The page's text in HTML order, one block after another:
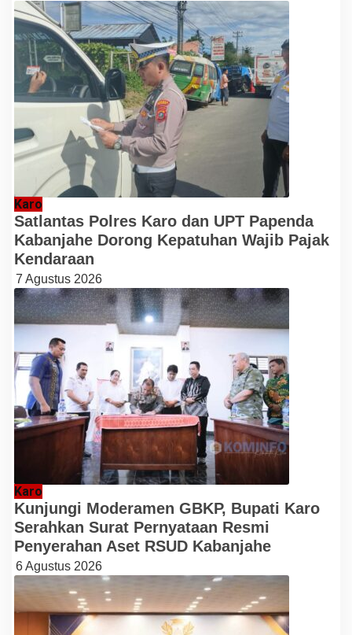
Karo
Satlantas Polres Karo dan UPT Papenda
Kabanjahe Dorong Kepatuhan Wajib Pajak
Kendaraan
7 Agustus 2026
Karo
Kunjungi Moderamen GBKP, Bupati Karo
Serahkan Surat Pernyataan Resmi
Penyerahan Aset RSUD Kabanjahe
6 Agustus 2026